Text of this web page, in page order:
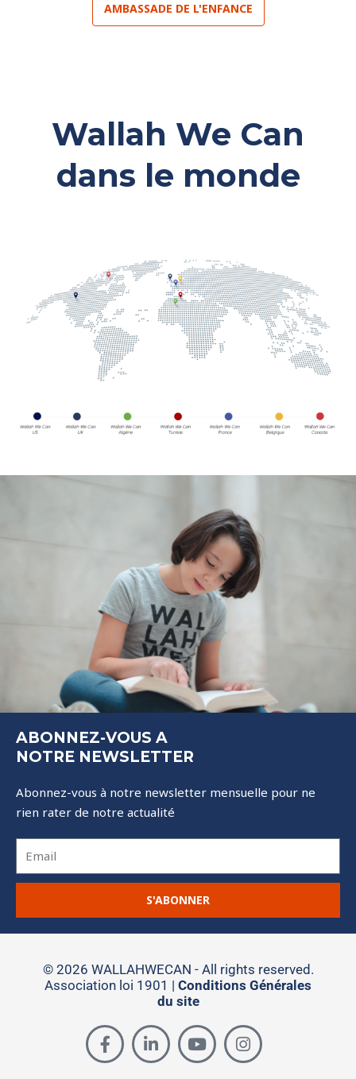
AMBASSADE DE L'ENFANCE
Wallah We Can
dans le monde
ABONNEZ-VOUS A
NOTRE NEWSLETTER
Abonnez-vous à notre newsletter mensuelle pour ne
rien rater de notre actualité
a
S'ABONNER
© 2026 WALLAHWECAN - All rights reserved.
Association loi 1901 | Conditions Générales
du site